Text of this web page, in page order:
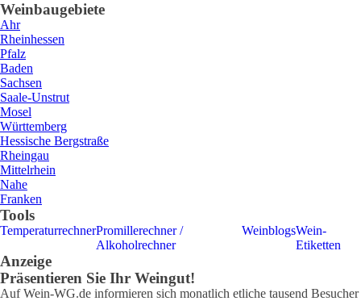
Weinbaugebiete
Ahr
Rheinhessen
Pfalz
Baden
Sachsen
Saale-Unstrut
Mosel
Württemberg
Hessische Bergstraße
Rheingau
Mittelrhein
Nahe
Franken
Tools
TemperaturrechnerPromillerechner /
Alkoholrechner
WeinblogsWein-
Etiketten
Anzeige
Präsentieren Sie Ihr Weingut!
Auf Wein-WG.de informieren sich monatlich etliche tausend Besucher